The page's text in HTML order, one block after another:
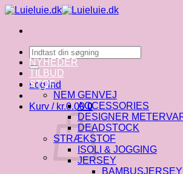
Fortsæt
indhold
Søg
efter:
Log ind
Kurv / kr.0.00 0
NYHEDER
TILBUD
STOF
NEM GENVEJ
ACCESSORIES
DESIGNER
DEADSTOCK
STRÆKSTOF
ISOLI & JOGGING
JERSEY
BAMBUSJERSEY